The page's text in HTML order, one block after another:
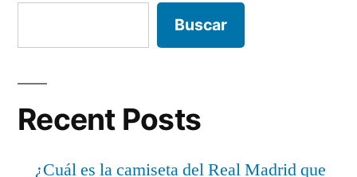
Buscar
Recent Posts
¿Cuál es la camiseta del Real Madrid que